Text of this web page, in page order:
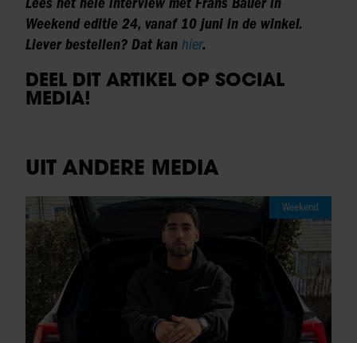
Weekend editie 24, vanaf 10 juni in de winkel.
Liever bestellen? Dat kan hier.
DEEL DIT ARTIKEL OP SOCIAL
MEDIA!
UIT ANDERE MEDIA
Weekend